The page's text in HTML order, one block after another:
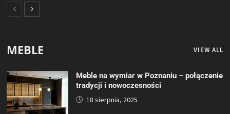
MEBLE VIEW ALL
Meble na wymiar w Poznaniu – połączenie
tradycji i nowoczesności
18 sierpnia, 2025